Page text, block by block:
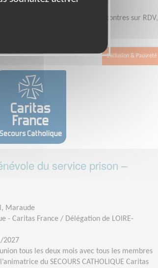
une ou 2 fois par mois, rencontres sur RDV,
Exclusion & Pauvreté
du service prison –
Maraude
- Caritas France / Délégation de LOIRE-
2027
tous les deux mois avec tous les membres
du SECOURS CATHOLIQUE Caritas